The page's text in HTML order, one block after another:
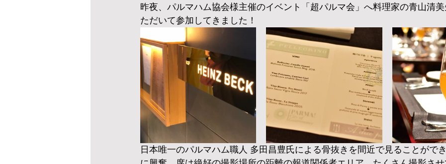
昨夜、パルマハム協会様主催のイベント「超パルマ会」へ料理家の青山清
ただいて参加してきました！
日本唯一のパルマハム職人 多田昌豊氏による骨抜きを間近で見ることがで